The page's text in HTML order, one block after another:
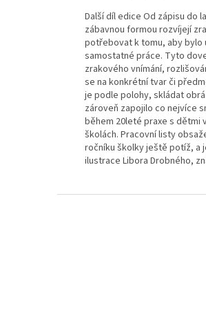
Další díl edice Od zápisu do
zábavnou formou rozvíjejí
potřebovat k tomu, aby bylo
samostatné práce. Tyto
zrakového vnímání,
se na konkrétní tvar či
je podle polohy, skládat
zároveň zapojilo co nejvíce
během 20leté praxe s
školách. Pracovní listy
ročníku školky ještě potíž, a
ilustrace Libora Drobného,